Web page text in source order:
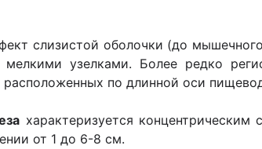
слизистой оболочки (до
узелками. Более редко
расположенных по длинной оси
характеризуется
от 1 до 6-8 см.